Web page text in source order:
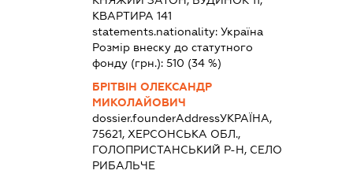
КВАРТИРА 141
statements.nationality:Україна
Розмір внеску до статутного
фонду (грн.):510 (34 %)
БРІТВІН ОЛЕКСАНДР
МИКОЛАЙОВИЧ
dossier.founderAddressУКРАЇНА,
75621, ХЕРСОНСЬКА ОБЛ.,
ГОЛОПРИСТАНСЬКИЙ Р-Н, СЕЛО
РИБАЛЬЧЕ